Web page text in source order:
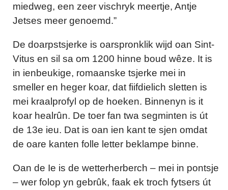
miedweg, een zeer vischryk meertje, Antje
Jetses meer genoemd.”
De doarpstsjerke is oarspronklik wijd oan Sint-
Vitus en sil sa om 1200 hinne boud wêze. It is
in ienbeukige, romaanske tsjerke mei in
smeller en heger koar, dat fiifdielich sletten is
mei kraalprofyl op de hoeken. Binnenyn is it
koar healrûn. De toer fan twa segminten is út
de 13e ieu. Dat is oan ien kant te sjen omdat
de oare kanten folle letter beklampe binne.
Oan de Ie is de wetterherberch – mei in pontsje
– wer folop yn gebrûk, faak ek troch fytsers út